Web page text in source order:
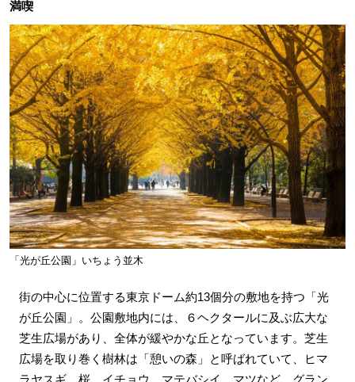
満喫
「光が丘公園」いちょう並木
街の中心に位置する東京ドーム約13個分の敷地を持つ「光
が丘公園」。公園敷地内には、６ヘクタールに及ぶ広大な
芝生広場があり、全体が緩やかな丘となっています。芝生
広場を取り巻く樹林は「憩いの森」と呼ばれていて、ヒマ
ラヤスギ、桜、イチョウ、マテバシイ、マツなど、グラン